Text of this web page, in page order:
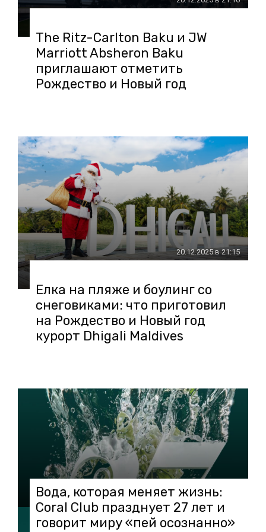
The Ritz-Carlton Baku и JW
Marriott Absheron Baku
приглашают отметить
Рождество и Новый год
20.12.2025 в 21:15
Елка на пляже и боулинг со
снеговиками: что приготовил
на Рождество и Новый год
курорт Dhigali Maldives
Вода, которая меняет жизнь:
Coral Club празднует 27 лет и
говорит миру «пей осознанно»